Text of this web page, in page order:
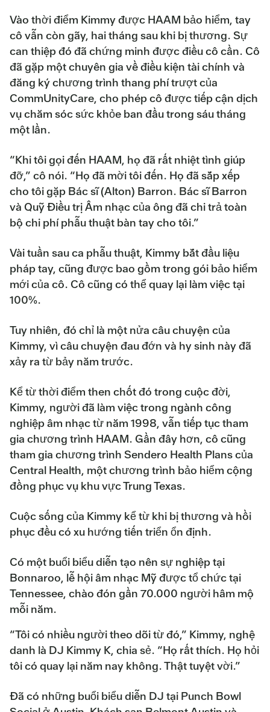
Vào thời điểm Kimmy được HAAM bảo hiểm, tay
cô vẫn còn gãy, hai tháng sau khi bị thương. Sự
can thiệp đó đã chứng minh được điều cô cần. Cô
đã gặp một chuyên gia về điều kiện tài chính và
đăng ký chương trình thang phí trượt của
CommUnityCare, cho phép cô được tiếp cận dịch
vụ chăm sóc sức khỏe ban đầu trong sáu tháng
một lần.
“Khi tôi gọi đến HAAM, họ đã rất nhiệt tình giúp
đỡ,” cô nói. “Họ đã mời tôi đến. Họ đã sắp xếp
cho tôi gặp Bác sĩ (Alton) Barron. Bác sĩ Barron
và Quỹ Điều trị Âm nhạc của ông đã chi trả toàn
bộ chi phí phẫu thuật bàn tay cho tôi.”
Vài tuần sau ca phẫu thuật, Kimmy bắt đầu liệu
pháp tay, cũng được bao gồm trong gói bảo hiểm
mới của cô. Cô cũng có thể quay lại làm việc tại
100%.
Tuy nhiên, đó chỉ là một nửa câu chuyện của
Kimmy, vì câu chuyện đau đớn và hy sinh này đã
xảy ra từ bảy năm trước.
Kể từ thời điểm then chốt đó trong cuộc đời,
Kimmy, người đã làm việc trong ngành công
nghiệp âm nhạc từ năm 1998, vẫn tiếp tục tham
gia chương trình HAAM. Gần đây hơn, cô cũng
tham gia chương trình Sendero Health Plans của
Central Health, một chương trình bảo hiểm cộng
đồng phục vụ khu vực Trung Texas.
Cuộc sống của Kimmy kể từ khi bị thương và hồi
phục đều có xu hướng tiến triển ổn định.
Có một buổi biểu diễn tạo nên sự nghiệp tại
Bonnaroo, lễ hội âm nhạc Mỹ được tổ chức tại
Tennessee, chào đón gần 70.000 người hâm mộ
mỗi năm.
“Tôi có nhiều người theo dõi từ đó,” Kimmy, nghệ
danh là DJ Kimmy K, chia sẻ. “Họ rất thích. Họ hỏi
tôi có quay lại năm nay không. Thật tuyệt vời.”
Đã có những buổi biểu diễn DJ tại Punch Bowl